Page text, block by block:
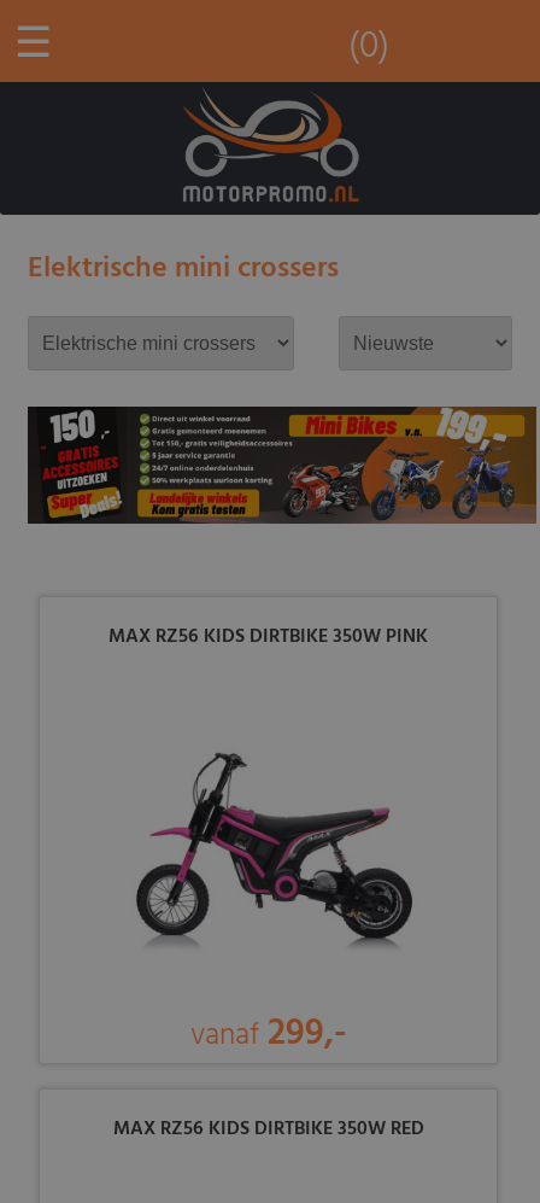
☰ (0)
Elektrische mini crossers
MAX RZ56 KIDS DIRTBIKE 350W PINK
vanaf 299,-
MAX RZ56 KIDS DIRTBIKE 350W RED